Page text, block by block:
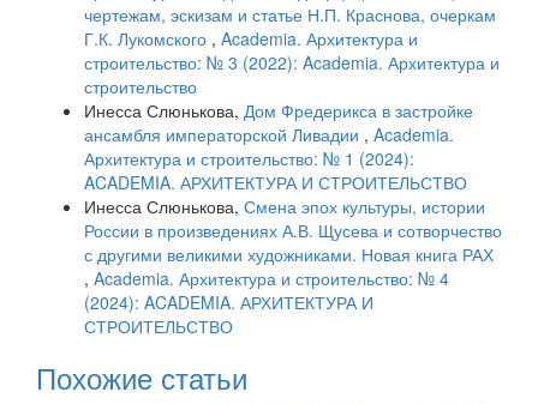
чертежам, эскизам и статье Н.П. Краснова, очеркам
Г.К. Лукомского , Academia. Архитектура и
строительство: № 3 (2022): Academia. Архитектура и
строительство
Инесса Слюнькова, Дом Фредерикса в застройке
ансамбля императорской Ливадии , Academia.
Архитектура и строительство: № 1 (2024):
ACADEMIA. АРХИТЕКТУРА И СТРОИТЕЛЬСТВО
Инесса Слюнькова, Смена эпох культуры, истории
России в произведениях А.В. Щусева и сотворчество
с другими великими художниками. Новая книга РАХ
, Academia. Архитектура и строительство: № 4
(2024): ACADEMIA. АРХИТЕКТУРА И
СТРОИТЕЛЬСТВО
Похожие статьи